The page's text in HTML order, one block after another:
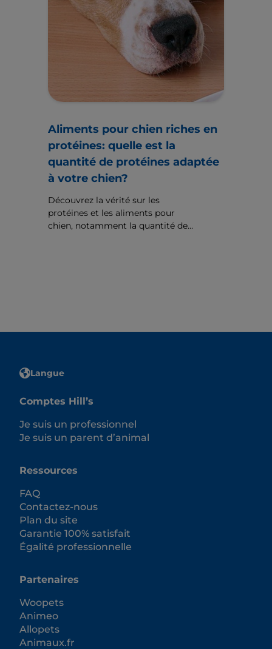
Aliments pour chien riches en
protéines: quelle est la
quantité de protéines adaptée
à votre chien?
Découvrez la vérité sur les
protéines et les aliments pour
chien, notamment la quantité de
Langue
Comptes Hill’s
Je suis un professionnel
Je suis un parent d’animal
Ressources
FAQ
Contactez-nous
Plan du site
Garantie 100% satisfait
Égalité professionnelle
Partenaires
Woopets
Animeo
Allopets
Animaux.fr